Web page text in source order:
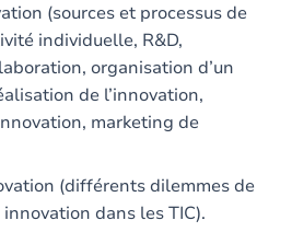
(sources et processus de
individuelle, R&D,
organisation d’un
de l’innovation,
marketing de
(différents dilemmes de
dans les TIC).